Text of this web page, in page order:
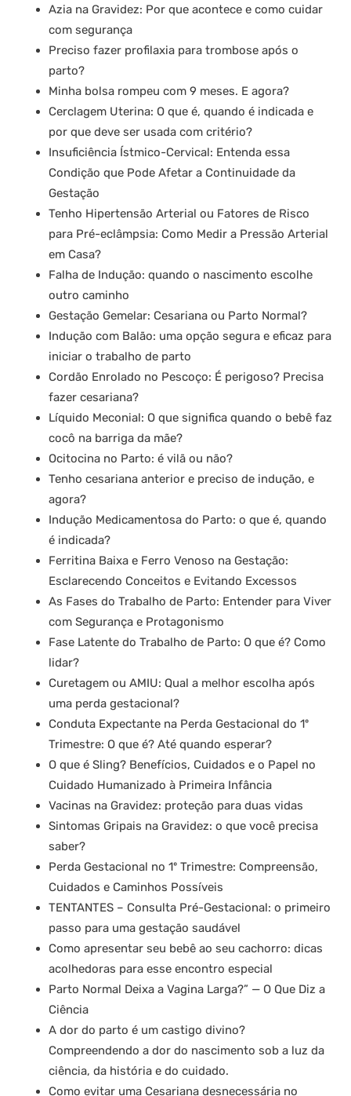
Azia na Gravidez: Por que acontece e como cuidar
com segurança
Preciso fazer profilaxia para trombose após o
parto?
Minha bolsa rompeu com 9 meses. E agora?
Cerclagem Uterina: O que é, quando é indicada e
por que deve ser usada com critério?
Insuficiência Ístmico-Cervical: Entenda essa
Condição que Pode Afetar a Continuidade da
Gestação
Tenho Hipertensão Arterial ou Fatores de Risco
para Pré-eclâmpsia: Como Medir a Pressão Arterial
em Casa?
Falha de Indução: quando o nascimento escolhe
outro caminho
Gestação Gemelar: Cesariana ou Parto Normal?
Indução com Balão: uma opção segura e eficaz para
iniciar o trabalho de parto
Cordão Enrolado no Pescoço: É perigoso? Precisa
fazer cesariana?
Líquido Meconial: O que significa quando o bebê faz
cocô na barriga da mãe?
Ocitocina no Parto: é vilã ou não?
Tenho cesariana anterior e preciso de indução, e
agora?
Indução Medicamentosa do Parto: o que é, quando
é indicada?
Ferritina Baixa e Ferro Venoso na Gestação:
Esclarecendo Conceitos e Evitando Excessos
As Fases do Trabalho de Parto: Entender para Viver
com Segurança e Protagonismo
Fase Latente do Trabalho de Parto: O que é? Como
lidar?
Curetagem ou AMIU: Qual a melhor escolha após
uma perda gestacional?
Conduta Expectante na Perda Gestacional do 1º
Trimestre: O que é? Até quando esperar?
O que é Sling? Benefícios, Cuidados e o Papel no
Cuidado Humanizado à Primeira Infância
Vacinas na Gravidez: proteção para duas vidas
Sintomas Gripais na Gravidez: o que você precisa
saber?
Perda Gestacional no 1º Trimestre: Compreensão,
Cuidados e Caminhos Possíveis
TENTANTES – Consulta Pré-Gestacional: o primeiro
passo para uma gestação saudável
Como apresentar seu bebê ao seu cachorro: dicas
acolhedoras para esse encontro especial
Parto Normal Deixa a Vagina Larga?” — O Que Diz a
Ciência
A dor do parto é um castigo divino?
Compreendendo a dor do nascimento sob a luz da
ciência, da história e do cuidado.
Como evitar uma Cesariana desnecessária no